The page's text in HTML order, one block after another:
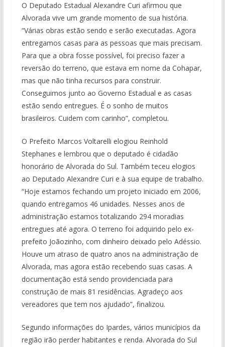
O Deputado Estadual Alexandre Curi afirmou que
Alvorada vive um grande momento de sua história.
“Várias obras estão sendo e serão executadas. Agora
entregamos casas para as pessoas que mais precisam.
Para que a obra fosse possível, foi preciso fazer a
reversão do terreno, que estava em nome da Cohapar,
mas que não tinha recursos para construir.
Conseguimos junto ao Governo Estadual e as casas
estão sendo entregues. É o sonho de muitos
brasileiros. Cuidem com carinho”, completou.
O Prefeito Marcos Voltarelli elogiou Reinhold
Stephanes e lembrou que o deputado é cidadão
honorário de Alvorada do Sul. Também teceu elogios
ao Deputado Alexandre Curi e à sua equipe de trabalho.
“Hoje estamos fechando um projeto iniciado em 2006,
quando entregamos 46 unidades. Nesses anos de
administração estamos totalizando 294 moradias
entregues até agora. O terreno foi adquirido pelo ex-
prefeito Joãozinho, com dinheiro deixado pelo Adéssio.
Houve um atraso de quatro anos na administração de
Alvorada, mas agora estão recebendo suas casas. A
documentação está sendo providenciada para
construção de mais 81 residências. Agradeço aos
vereadores que tem nos ajudado”, finalizou.
Segundo informações do Ipardes, vários municípios da
região irão perder habitantes e renda. Alvorada do Sul